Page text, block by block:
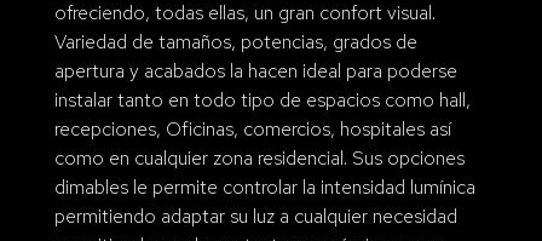
ofreciendo, todas ellas, un gran confort visual.
Variedad de tamaños, potencias, grados de
apertura y acabados la hacen ideal para poderse
instalar tanto en todo tipo de espacios como hall,
recepciones, Oficinas, comercios, hospitales así
como en cualquier zona residencial. Sus opciones
dimables le permite controlar la intensidad lumínica
permitiendo adaptar su luz a cualquier necesidad